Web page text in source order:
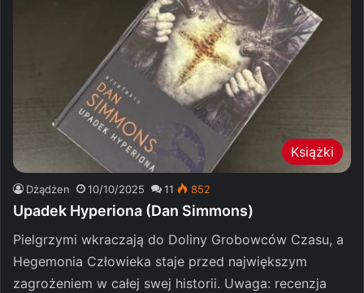
Książki
Dżądżen 10/10/2025 11 852
Upadek Hyperiona (Dan Simmons)
Pielgrzymi wkraczają do Doliny Grobowców Czasu, a
Hegemonia Człowieka staje przed największym
zagrożeniem w całej swej historii. Uwaga: recenzja